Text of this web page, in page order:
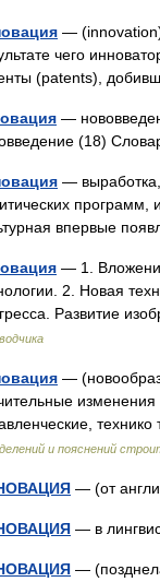
—
чего
(patents),
—
(18)
—
впервые
— 1.
2. Новая
Развитие
—
и пояснений
— (от
— в
—